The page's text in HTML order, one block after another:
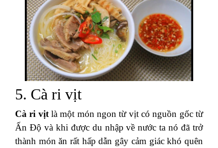
5. Cà ri vịt
Cà ri vịtlà một món ngon từ vịt có nguồn gốc từ
Ấn Độ và khi được du nhập về nước ta nó đã trở
thành món ăn rất hấp dẫn gây cảm giác khó quên